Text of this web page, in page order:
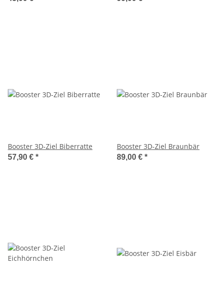
Booster 3D-Ziel Biberratte
57,90 € *
Booster 3D-Ziel Braunbär
89,00 € *